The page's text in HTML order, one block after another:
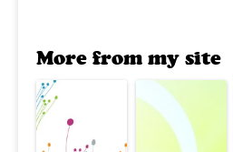
More from my site